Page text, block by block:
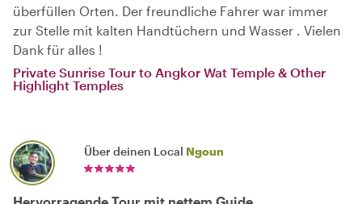
überfüllen Orten. Der freundliche Fahrer war immer
zur Stelle mit kalten Handtüchern und Wasser . Vielen
Dank für alles !
Private Sunrise Tour to Angkor Wat Temple & Other
Highlight Temples
Über deinen Local Ngoun
Hervorragende Tour mit nettem Guide